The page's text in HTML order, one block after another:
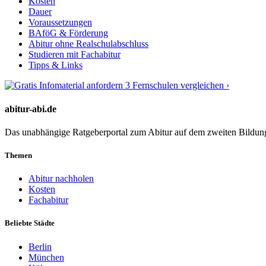
Dauer
Voraussetzungen
BAföG & Förderung
Abitur ohne Realschulabschluss
Studieren mit Fachabitur
Tipps & Links
3 Fernschulen vergleichen ›
abitur-abi.de
Das unabhängige Ratgeberportal zum Abitur auf dem zweiten
Themen
Abitur nachholen
Kosten
Fachabitur
Beliebte Städte
Berlin
München